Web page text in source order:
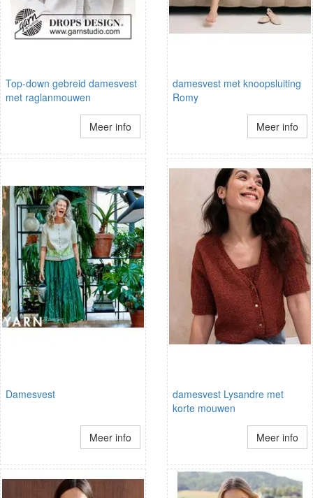
Top-down gebreid damesvest
met raglanmouwen
Meer info
damesvest met knoopsluiting
Romy
Meer info
Damesvest
Meer info
damesvest Lysandre met
korte mouwen
Meer info